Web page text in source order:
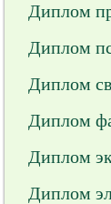
Диплом
Диплом
Диплом
Диплом
Диплом
Диплом